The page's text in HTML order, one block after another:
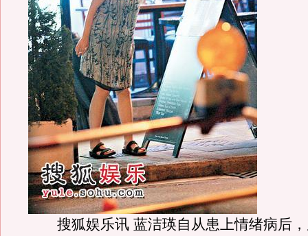
搜狐娱乐讯 蓝洁瑛自从患上情绪病后，